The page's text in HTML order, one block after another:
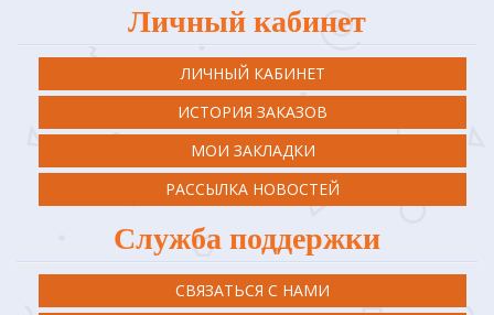
Личный кабинет
ЛИЧНЫЙ КАБИНЕТ
ИСТОРИЯ ЗАКАЗОВ
МОИ ЗАКЛАДКИ
РАССЫЛКА НОВОСТЕЙ
Служба поддержки
СВЯЗАТЬСЯ С НАМИ